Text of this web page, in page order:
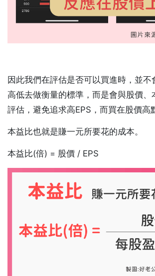
因此我們在評估是否可以買進時，並不
高低去做衡量的標準，而是會與股價、
評估，避免追求高EPS，而買在股價高
本益比也就是賺一元所要花的成本。
本益比(倍) = 股價 / EPS